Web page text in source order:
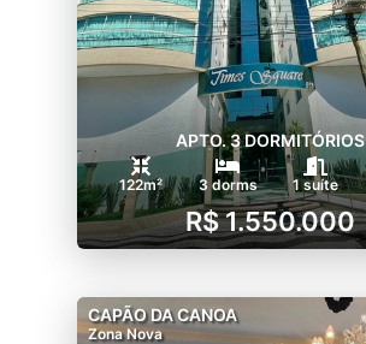
APTO. 3 DORMITÓRIOS
122m² 3 dorms 1 suíte
R$ 1.550.000
CAPÃO DA CANOA
Zona Nova